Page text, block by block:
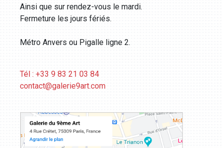
Ainsi que sur rendez-vous le mardi.
Fermeture les jours fériés.
Métro Anvers ou Pigalle ligne 2.
Tél : +33 9 83 21 03 84
contact@galerie9art.com